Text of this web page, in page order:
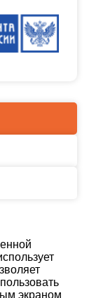
экраном